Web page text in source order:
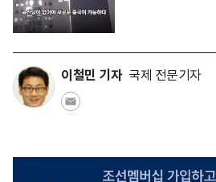
이철민 기자 국제 전문기자